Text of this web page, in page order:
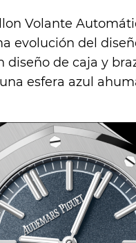
Volante
evolución del
diseño de caja y
esfera azul